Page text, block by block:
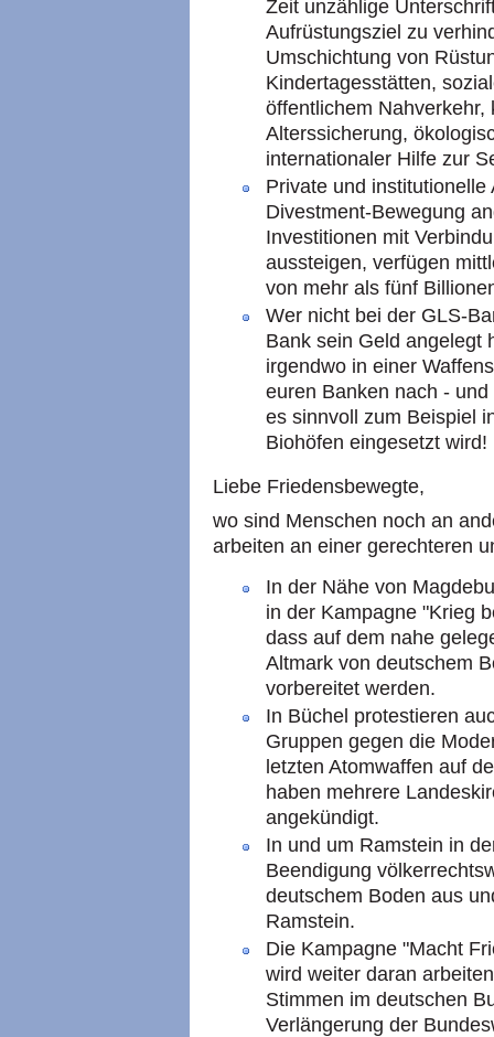
Zeit unzählige
Aufrüstungsziel zu
Umschichtung von
Kindertagesstätten,
öffentlichem
Alterssicherung,
internationaler Hilfe zur
Private und
Divestment-Bewegung
Investitionen mit
aussteigen, verfügen
von mehr als fünf
Wer nicht bei der GLS-
Bank sein Geld angelegt
irgendwo in einer
euren Banken nach -
es sinnvoll zum Beispiel
Biohöfen eingesetzt wird!
Liebe Friedensbewegte,
wo sind Menschen noch an
arbeiten an einer gerechteren
In der Nähe von
in der Kampagne "Krieg
dass auf dem nahe
Altmark von deutschem
vorbereitet werden.
In Büchel protestieren
Gruppen gegen die
letzten Atomwaffen auf
haben mehrere
angekündigt.
In und um Ramstein in
Beendigung
deutschem Boden aus
Ramstein.
Die Kampagne "Macht
wird weiter daran
Stimmen im deutschen
Verlängerung der